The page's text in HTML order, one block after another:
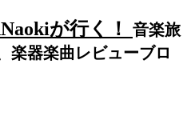
が行く！ 音楽旅
楽器楽曲レビューブロ